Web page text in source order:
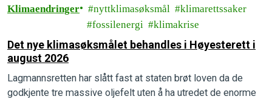
Klimaendringer nyttklimasøksmål
klimarettssaker
fossilenergi
klimakrise
Det nye klimasøksmålet behandles i Høyesterett i
august 2026
Lagmannsretten har slått fast at staten brøt loven da de
godkjente tre massive oljefelt uten å ha utredet de enorme